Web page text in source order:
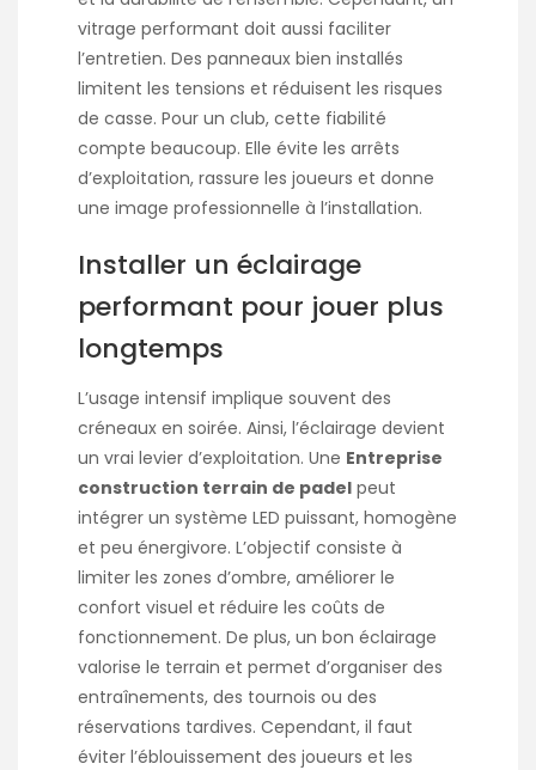
vitrage performant doit aussi faciliter
l’entretien. Des panneaux bien installés
limitent les tensions et réduisent les risques
de casse. Pour un club, cette fiabilité
compte beaucoup. Elle évite les arrêts
d’exploitation, rassure les joueurs et donne
une image professionnelle à l’installation.
Installer un éclairage
performant pour jouer plus
longtemps
L’usage intensif implique souvent des
créneaux en soirée. Ainsi, l’éclairage devient
un vrai levier d’exploitation. Une Entreprise
construction terrain de padel peut
intégrer un système LED puissant, homogène
et peu énergivore. L’objectif consiste à
limiter les zones d’ombre, améliorer le
confort visuel et réduire les coûts de
fonctionnement. De plus, un bon éclairage
valorise le terrain et permet d’organiser des
entraînements, des tournois ou des
réservations tardives. Cependant, il faut
éviter l’éblouissement des joueurs et les